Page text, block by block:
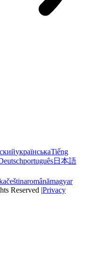
українськаTiếng
português日本語
češtinaromânămagyar
Reserved |Privacy